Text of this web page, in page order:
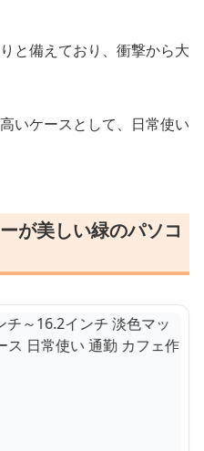
と備えており、衝撃から大
いケースとして、日常使い
が美しい緑のパソコ